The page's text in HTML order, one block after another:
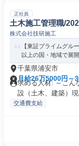
正社員
土木施工管理職/
株式会社技研施工
【東証プライムグル
以上の国・地域で展
千葉県浦安市
月給26万5000円～
求める人材: ～こん
設（土木、建築）現
交通費支給